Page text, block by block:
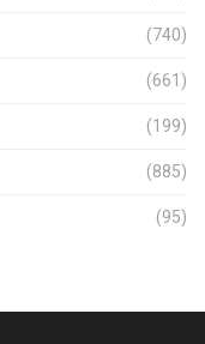
(740)
(661)
(199)
(885)
(95)